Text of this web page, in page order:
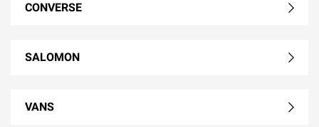
CONVERSE
SALOMON
VANS